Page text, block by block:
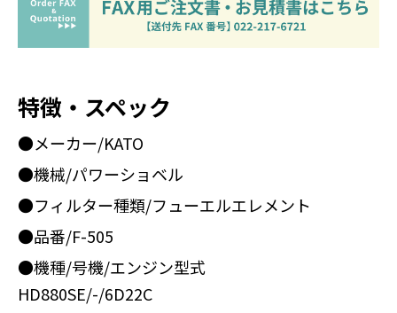
特徴・スペック
●メーカー/KATO
●機械/パワーショベル
●フィルター種類/フューエルエレメント
●品番/F-505
●機種/号機/エンジン型式
HD880SE/-/6D22C